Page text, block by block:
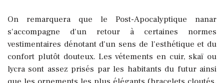
On remarquera que le Post-Apocalyptique nanar
s'accompagne d'un retour à certaines normes
vestimentaires dénotant d'un sens de l'esthétique et du
confort plutôt douteux. Les vétements en cuir, skaï ou
lycra sont assez prisés par les habitants du futur ainsi